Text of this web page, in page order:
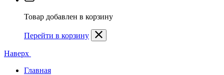
Товар добавлен в корзину
Перейти в корзину
Наверх
Главная